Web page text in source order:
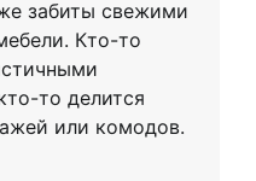
забиты свежими
Кто-то
то делится
или комодов.